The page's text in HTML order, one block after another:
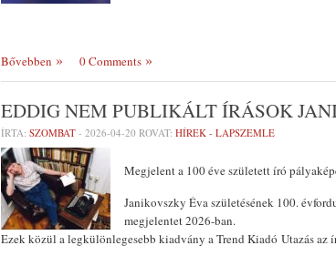
Bővebben 0 Comments
EDDIG NEM PUBLIKÁLT ÍRÁSOK
ÍRTA: SZOMBAT - 2026-04-20 ROVAT: HÍREK - LAPSZEMLE
Megjelent a 100 éve született író
Janikovszky Éva születésének 100.
megjelentet 2026-ban.
Ezek közül a legkülönlegesebb kiadvány a Trend Kiadó Utazás